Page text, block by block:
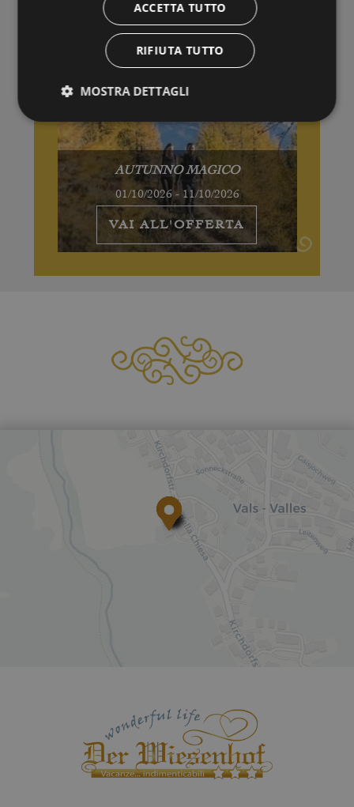
AUTUNNO MAGICO
01/10/2026 - 11/10/2026
VAI ALL'OFFERTA
ACCETTA TUTTO
RIFIUTA TUTTO
MOSTRA DETTAGLI